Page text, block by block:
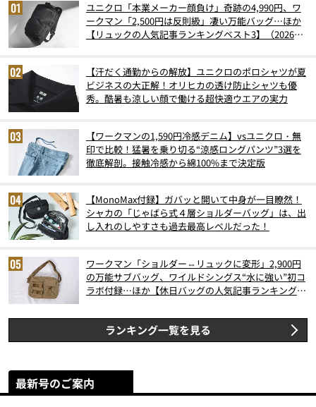
ユニクロ「本業メーカー顔負け」奇跡の4,990円、ワ
ークマン「2,500円は反則級」凄い万能バッグ…ほか
【リュックの人気記事ランキングベスト3】（2026年
【汗だく通勤からの解放】ユニクロのポロシャツが夏
ビジネスの大正解！オリヒカの透け防止シャツも優
秀。酷暑も涼しい顔で働ける超快適ウエアの実力
【ワークマンの1,590円冷感デニム】vsユニクロ・無
印で比較！猛暑を乗り切る“涼感ロングパンツ”3選を
徹底解剖。接触冷感から綿100%まで決定版
【MonoMax付録】ガバッと開いて中身が一目瞭然！
シャカの「じゃばら式４層ショルダーバッグ」は、出
し入れのしやすさも過去最高レベルだった！
ワークマン「ショルダー⇔リュックに変形」2,900円
の万能サブバッグ、ワイルドシングス“水に強い”初コ
ラボ付録…ほか【休日バッグの人気記事ランキングベ
ランキング一覧を見る
最新号のご案内